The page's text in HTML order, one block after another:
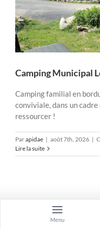
Camping Municipal
Camping familial en
conviviale, dans un
ressourcer !
Parapidae | août 7th, 2026 |
Lire la suite
Menu